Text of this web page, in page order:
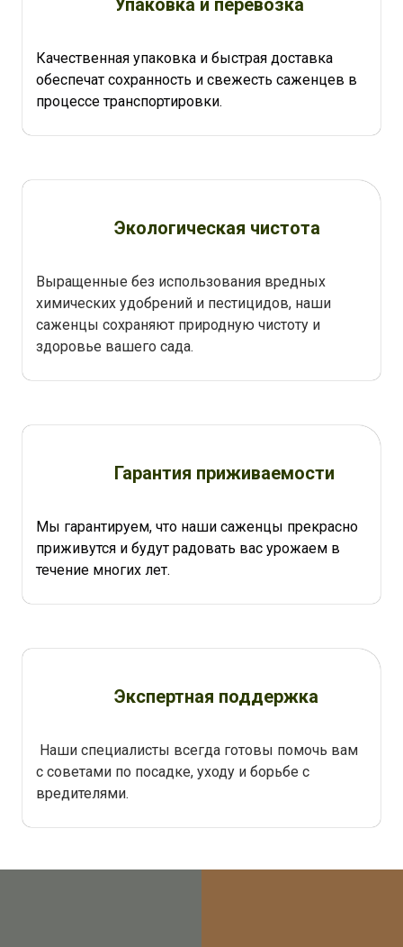
Упаковка и перевозка
Качественная упаковка и быстрая доставка
обеспечат сохранность и свежесть саженцев в
процессе транспортировки.
Экологическая чистота
Выращенные без использования вредных
химических удобрений и пестицидов, наши
саженцы сохраняют природную чистоту и
здоровье вашего сада.
Гарантия приживаемости
Мы гарантируем, что наши саженцы прекрасно
приживутся и будут радовать вас урожаем в
течение многих лет.
Экспертная поддержка
Наши специалисты всегда готовы помочь вам
с советами по посадке, уходу и борьбе с
вредителями.